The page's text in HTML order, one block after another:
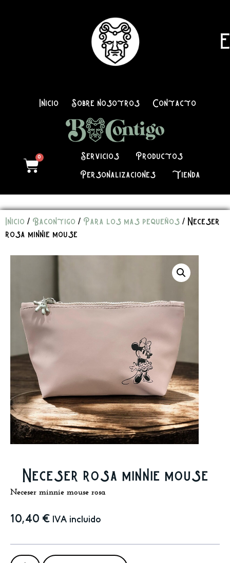
Inicio Sobre nosotros Contacto
0 Servicios Productos
Personalizaciones Tienda
Inicio / Bacontigo / Para los mas pequeños / Neceser
rosa minnie mouse
Neceser rosa minnie mouse
Neceser minnie mouse rosa
10,40 € IVA incluido